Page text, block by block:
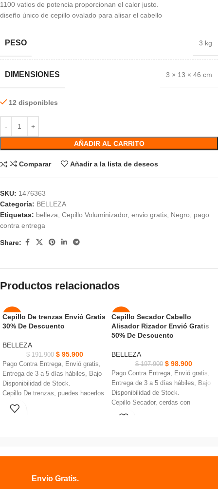
1100 vatios de potencia proporcionan el calor justo.
diseño único de cepillo ovalado para alisar el cabello
PESO 3 kg
DIMENSIONES 3 × 13 × 46 cm
12 disponibles
AÑADIR AL CARRITO
Comparar Añadir a la lista de deseos
SKU: 1476363
Categoría: BELLEZA
Etiquetas: belleza Cepillo Voluminizador, envio gratis Negro
pago
contra entrega
Share:
Productos relacionados
-50%
Cepillo De trenzas Envió Gratis
30% De Descuento
BELLEZA
$191.900 $95.900
Pago Contra Entrega, Envió gratis,
Entrega de 3 a 5 días hábiles, Bajo
Disponibilidad de Stock.
Cepillo De trenzas, puedes hacerlos
mejores peinados trenzados.
colócalos en los sujetadores y
-50%
NUEVO
Cepillo Secador Cabello
Alisador Rizador Envió Gratis
50% De Descuento
BELLEZA
$197.900 $98.900
Pago Contra Entrega, Envió gratis,
Entrega de 3 a 5 días hábiles, Bajo
Disponibilidad de Stock.
Cepillo Secador, cerdas con
mechones para desenredar, volumen
Envío Gratis.